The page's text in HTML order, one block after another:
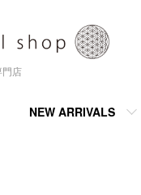
門店
NEW ARRIVALS